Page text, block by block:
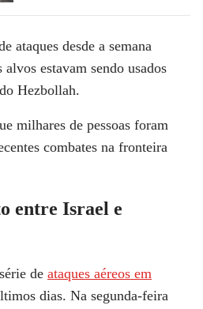
ataques desde a semana
alvos estavam sendo usados
Hezbollah.
milhares de pessoas foram
combates na fronteira
entre Israel e
de ataques aéreos em
dias. Na segunda-feira